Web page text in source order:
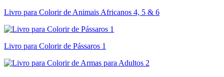
Livro para Colorir de Animais Africanos 4, 5 & 6
Livro para Colorir de Pássaros 1